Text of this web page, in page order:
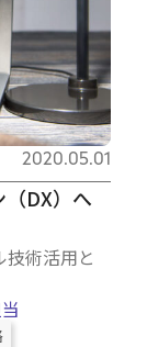
DX）へ
術活用と
2020.05.01